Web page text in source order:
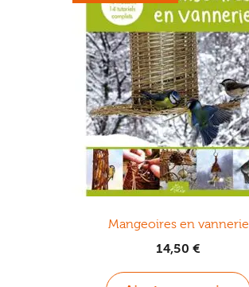
Mangeoires en vannerie
14,50 €